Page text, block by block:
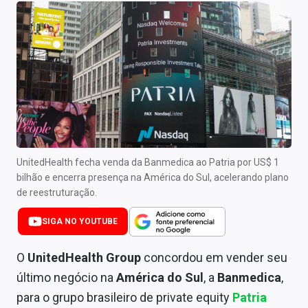
Newsletters
Cotações
Comprar ou vender?
Carteiras Recomendadas
Central de Dividendos
Central de Fundos Imobiliários
Central dos IPOs
Renda Fixa
Finanças Pessoais
Mercados
UnitedHealth fecha venda da Banmedica ao Patria por US$ 1
bilhão e encerra presença na América do Sul, acelerando plano
de reestruturação.
SIGA NO YOUTUBE
O UnitedHealth Group concordou em vender seu
último negócio naAmérica do Sul , a Banmedica,
para o grupo brasileiro de private equity Patria